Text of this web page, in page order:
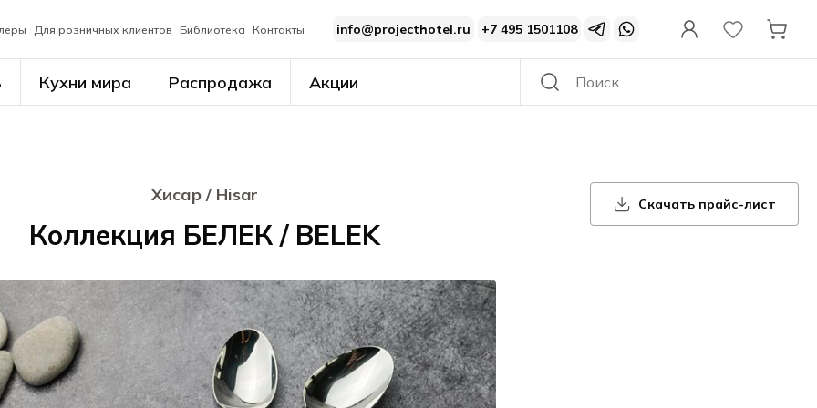
Для розничных клиентов Библиотека Контакты info@projecthotel.ru +7 495 1501108
Кухни мира Распродажа Акции
Хисар / Hisar
Коллекция БЕЛЕК / BELEK
Скачать прайс-лист